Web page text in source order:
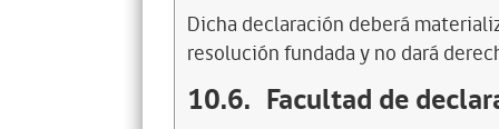
Dicha declaración deberá
resolución fundada y no dará
10.6. Facultad de